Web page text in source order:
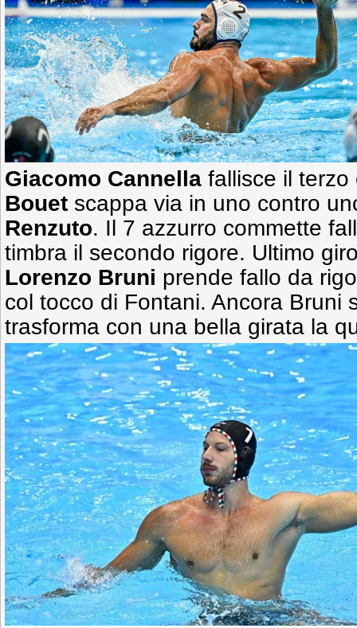
Giacomo Cannella fallisce il
Bouet scappa via in uno contro
Renzuto. Il 7 azzurro commette
timbra il secondo rigore. Ultimo
Lorenzo Bruni prende fallo da
col tocco di Fontani. Ancora Bruni
trasforma con una bella girata la